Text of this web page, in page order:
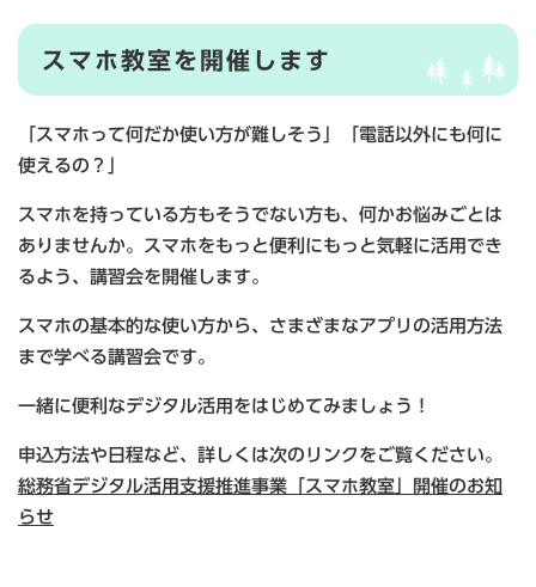
スマホ教室を開催します
「スマホって何だか使い方が難しそう」「電話以外にも何に
使えるの？」
スマホを持っている方もそうでない方も、何かお悩みごとは
ありませんか。スマホをもっと便利にもっと気軽に活用でき
るよう、講習会を開催します。
スマホの基本的な使い方から、さまざまなアプリの活用方法
まで学べる講習会です。
一緒に便利なデジタル活用をはじめてみましょう！
申込方法や日程など、詳しくは次のリンクをご覧ください。
総務省デジタル活用支援推進事業「スマホ教室」開催のお知
らせ​